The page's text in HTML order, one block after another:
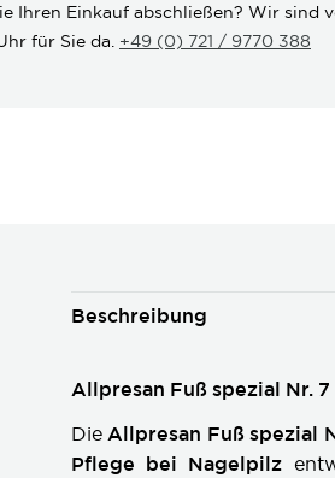
Ihren Einkauf abschließen? Wir sind
für Sie da. +49 (0) 721 / 9770 388
Beschreibung
Allpresan Fuß spezial Nr.
DieAllpresan Fuß spezial
Pflege bei Nagelpilz